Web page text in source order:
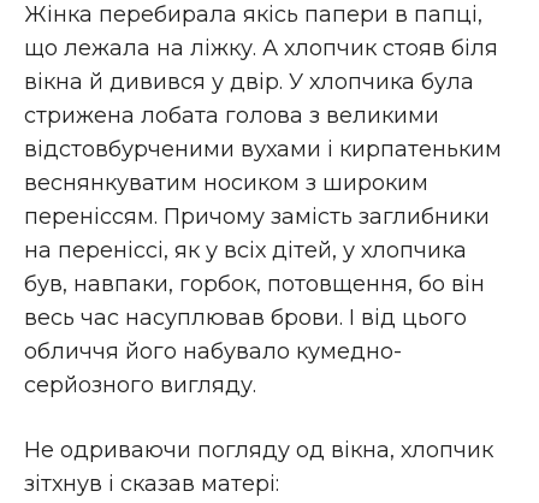
Жінка перебирала якісь папери в папці,
що лежала на ліжку. А хлопчик стояв біля
вікна й дивився у двір. У хлопчика була
стрижена лобата голова з великими
відстовбурченими вухами і кирпатеньким
веснянкуватим носиком з широким
переніссям. Причому замість заглибники
на переніссі, як у всіх дітей, у хлопчика
був, навпаки, горбок, потовщення, бо він
весь час насуплював брови. І від цього
обличчя його набувало кумедно-
серйозного вигляду.
Не одриваючи погляду од вікна, хлопчик
зітхнув і сказав матері: